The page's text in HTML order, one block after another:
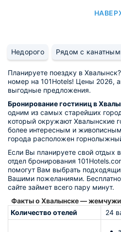
Недорого Рядом с
Планируете поездку в
номер на 101Hotels! Цены 2026,
выгодные предложения.
Бронирование гостиниц в
одним из самых старейших
который окружают Хвалынские
более интересным и
города расположен
Если Вы планируете свой отдых
отдел бронирования
помогут Вам выбрать
Вашими пожеланиями.
сайте займет всего пару минут.
Факты о Хвалынске —
Количество отелей
24